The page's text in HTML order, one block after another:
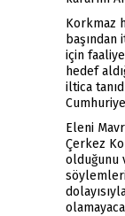
Korkmaz
için
hedef
iltica
Eleni
Çerkez
olduğunu